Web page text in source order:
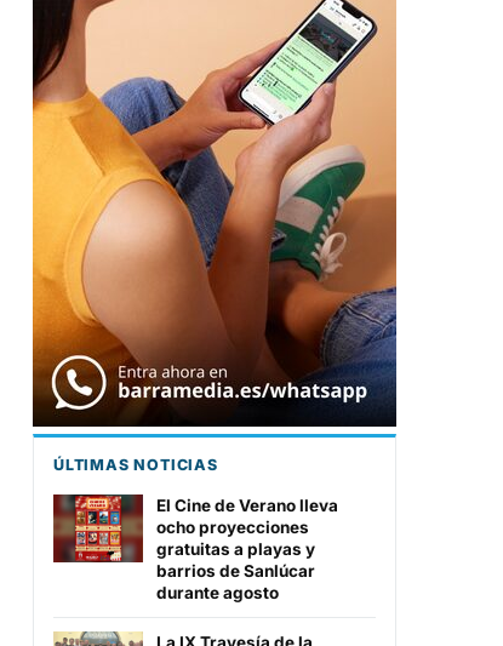
ÚLTIMAS NOTICIAS
El Cine de Verano lleva
ocho proyecciones
gratuitas a playas y
barrios de Sanlúcar
durante agosto